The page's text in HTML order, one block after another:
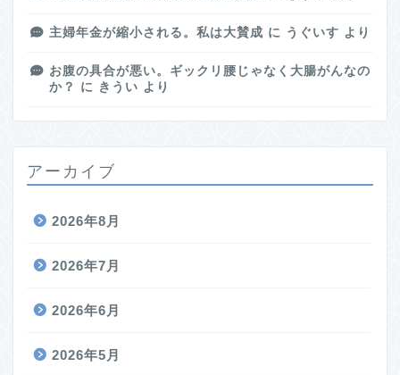
主婦年金が縮小される。私は大賛成 に うぐいす より
お腹の具合が悪い。ギックリ腰じゃなく大腸がんなの
か？
に きうい より
アーカイブ
2026年8月
2026年7月
2026年6月
2026年5月